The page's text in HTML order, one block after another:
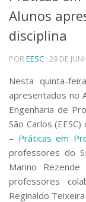
Telefones e
Pessoas
Ensino
Graduação
Educação a
Cursos de
Pesquisa e
Linhas de
Centros,
Pós-
Iniciação
Empresas
Alunos
disciplina
POREESC · 29 DE
Nesta quinta-
apresentados no
Engenharia de
São Carlos
– Práticas em
professores do
Marino
professores
Reginaldo Teixeira